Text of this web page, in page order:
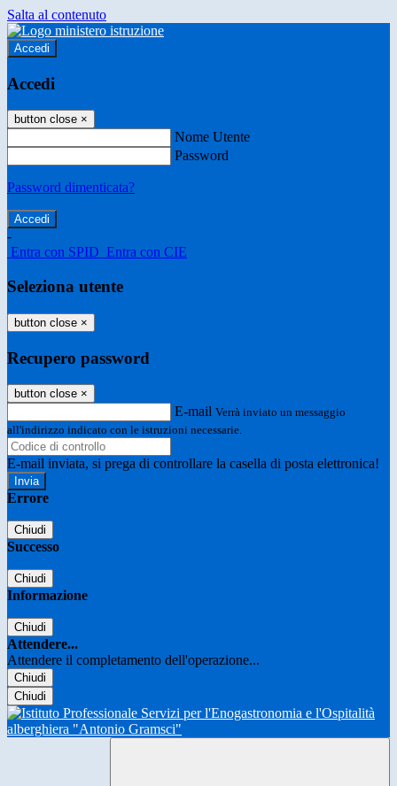
Salta al contenuto
Accedi
Accedi
button close ×
Nome Utente
Password
Password dimenticata?
-
Entra con SPID Entra con CIE
Seleziona utente
button close ×
Recupero password
button close ×
E-mail Verrà inviato un messaggio
all'indirizzo indicato con le istruzioni necessarie.
E-mail inviata, si prega di controllare la casella di posta elettronica!
Errore
Chiudi
Successo
Chiudi
Informazione
Chiudi
Attendere...
Attendere il completamento dell'operazione...
Chiudi
Chiudi